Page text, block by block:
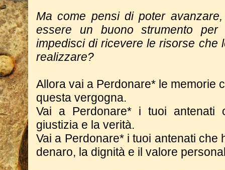
Ma come pensi di poter
essere un buono strumento
impedisci di ricevere le risorse che
realizzare?
Allora vai a Perdonare* le memorie
questa vergogna.
Vai a Perdonare* i tuoi antenati
giustizia e la verità.
Vai a Perdonare* i tuoi antenati che
denaro, la dignità e il valore